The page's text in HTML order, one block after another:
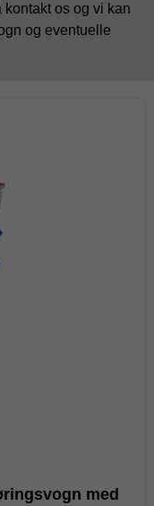
os og vi kan
og eventuelle
med